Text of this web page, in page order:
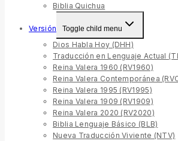
Biblia Quichua
Versión Toggle child menu
Dios Habla Hoy (DHH)
Traducción en Lenguaje Actual
Reina Valera 1960 (RV1960)
Reina Valera Contemporánea
Reina Valera 1995 (RV1995)
Reina Valera 1909 (RV1909)
Reina Valera 2020 (RV2020)
Biblia Lenguaje Básico (BLB)
Nueva Traducción Viviente (NTV)